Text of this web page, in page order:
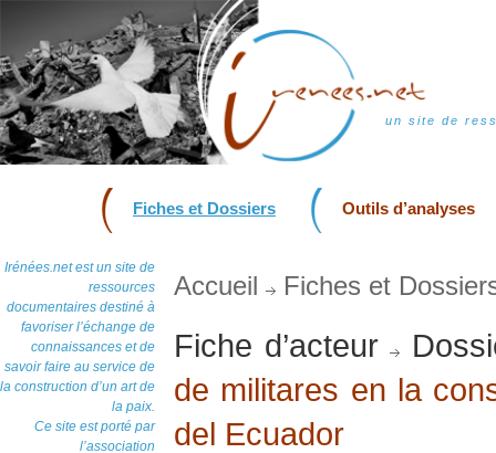
un site de
Fiches et Dossiers Outils d’analyses
Irénées.net est un site de
ressources
documentaires destiné à
favoriser l’échange de
connaissances et de
savoir faire au service de
la construction d’un art de
la paix.
Ce site est porté par
l’association
Accueil Fiches et
Fiche d’acteur
de militares en la
del Ecuador